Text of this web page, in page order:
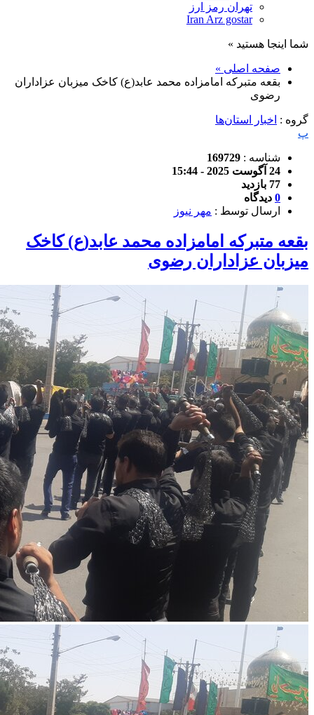
تهران رمز ارز
Iran Arz gostar
شما اینجا هستید »
صفحه اصلی »
بقعه متبرکه امامزاده محمد عابد(ع) کاخک میزبان عزاداران
رضوی
گروه : اخبار استان‌ها
پ
شناسه : 169729
24 آگوست 2025 - 15:44
77 بازدید
0 دیدگاه
ارسال توسط : مهر نیوز
بقعه متبرکه امامزاده محمد عابد(ع) کاخک
میزبان عزاداران رضوی